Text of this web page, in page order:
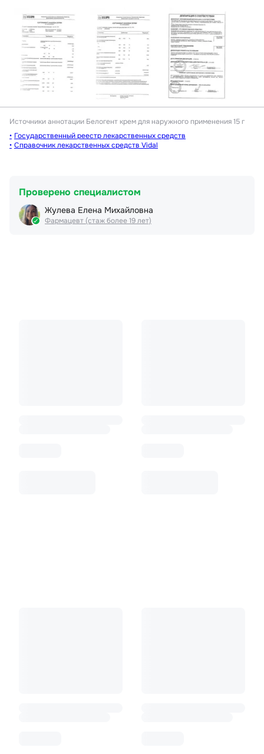
Источники аннотации Белогент крем для наружного применения 15 г
Государственный реестр лекарственных средств
Справочник лекарственных средств Vidal
Проверено специалистом
Жулева Елена Михайловна
Фармацевт (стаж более 19 лет)